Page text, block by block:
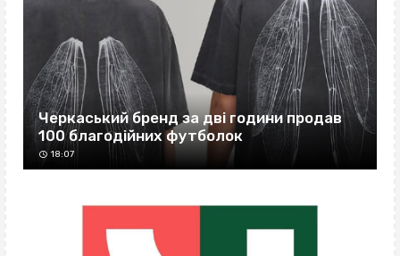
Черкаський бренд за дві години продав
100 благодійних футболок
18:07